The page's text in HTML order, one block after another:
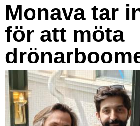
Monava tar
för att möta